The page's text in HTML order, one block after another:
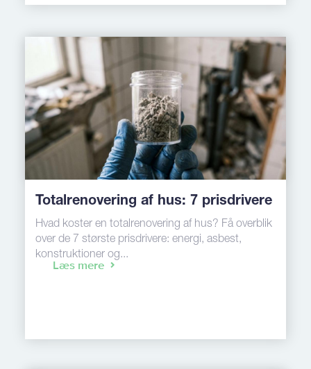
Totalrenovering af hus: 7 prisdrivere
Hvad koster en totalrenovering af hus? Få overblik
over de 7 største prisdrivere: energi, asbest,
konstruktioner og...
Læs mere